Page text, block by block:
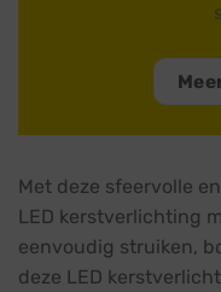
Met deze sfeervolle
LED kerstverlichting
eenvoudig struiken,
deze LED